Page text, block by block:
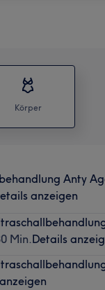
Körper
Anty
anzeigen
Min.Details